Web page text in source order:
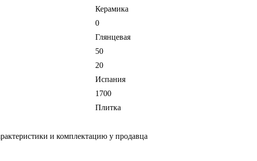
Керамика
0
Глянцевая
50
20
Испания
1700
Плитка
и комплектацию у продавца